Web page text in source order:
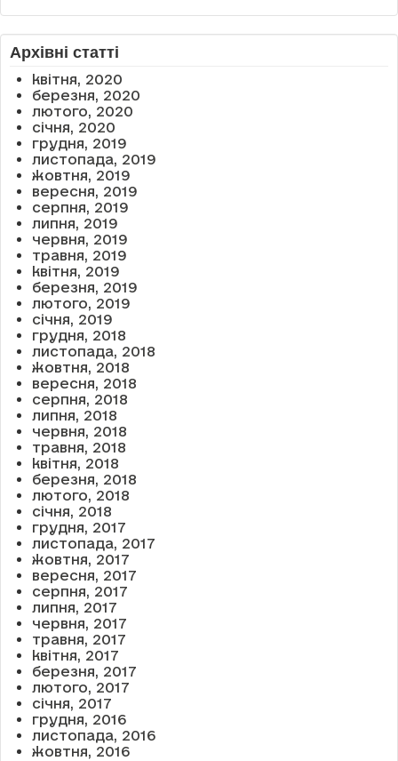
Архівні статті
квітня, 2020
березня, 2020
лютого, 2020
січня, 2020
грудня, 2019
листопада, 2019
жовтня, 2019
вересня, 2019
серпня, 2019
липня, 2019
червня, 2019
травня, 2019
квітня, 2019
березня, 2019
лютого, 2019
січня, 2019
грудня, 2018
листопада, 2018
жовтня, 2018
вересня, 2018
серпня, 2018
липня, 2018
червня, 2018
травня, 2018
квітня, 2018
березня, 2018
лютого, 2018
січня, 2018
грудня, 2017
листопада, 2017
жовтня, 2017
вересня, 2017
серпня, 2017
липня, 2017
червня, 2017
травня, 2017
квітня, 2017
березня, 2017
лютого, 2017
січня, 2017
грудня, 2016
листопада, 2016
жовтня, 2016